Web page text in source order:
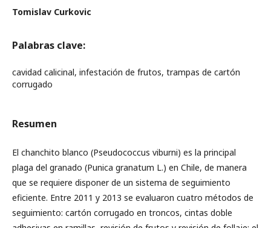
Tomislav Curkovic
Palabras clave:
cavidad calicinal, infestación de frutos, trampas de cartón
corrugado
Resumen
El chanchito blanco (Pseudococcus viburni) es la principal
plaga del granado (Punica granatum L.) en Chile, de manera
que se requiere disponer de un sistema de seguimiento
eficiente. Entre 2011 y 2013 se evaluaron cuatro métodos de
seguimiento: cartón corrugado en troncos, cintas doble